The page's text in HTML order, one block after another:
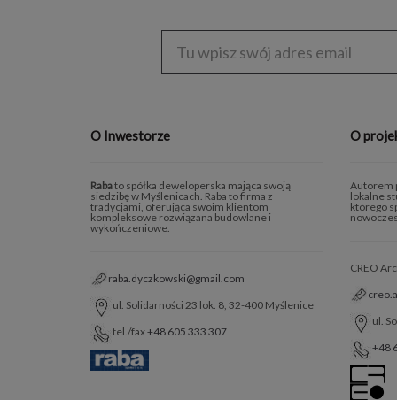
Enter
address
O Inwestorze
Rabato spółka deweloperska mająca swoją
siedzibę w Myślenicach. Raba to firma z
tradycjami, oferująca swoim klientom
kompleksowe rozwiązana budowlane i
wykończeniowe.
raba.dyczkowski@gmail.com
ul. Solidarności 23 lok. 8, 32-400 Myślenice
tel./fax+48 605 333 307
O
Autorem
lokalne
którego
CREO
ul.
+48